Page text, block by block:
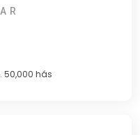
50,000 hás